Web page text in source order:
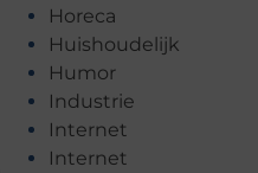
Horeca
Huishoudelijk
Humor
Industrie
Internet
Internet